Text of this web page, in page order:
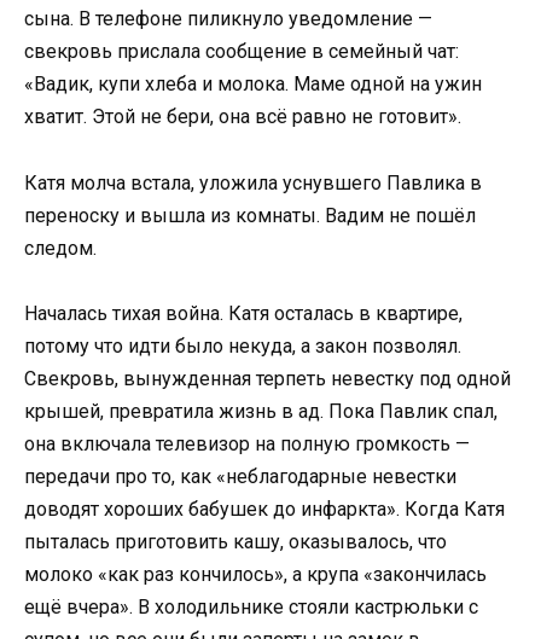
сына. В телефоне пиликнуло уведомление —
свекровь прислала сообщение в семейный чат:
«Вадик, купи хлеба и молока. Маме одной на ужин
хватит. Этой не бери, она всё равно не готовит».
Катя молча встала, уложила уснувшего Павлика в
переноску и вышла из комнаты. Вадим не пошёл
следом.
Началась тихая война. Катя осталась в квартире,
потому что идти было некуда, а закон позволял.
Свекровь, вынужденная терпеть невестку под одной
крышей, превратила жизнь в ад. Пока Павлик спал,
она включала телевизор на полную громкость —
передачи про то, как «неблагодарные невестки
доводят хороших бабушек до инфаркта». Когда Катя
пыталась приготовить кашу, оказывалось, что
молоко «как раз кончилось», а крупа «закончилась
ещё вчера». В холодильнике стояли кастрюльки с